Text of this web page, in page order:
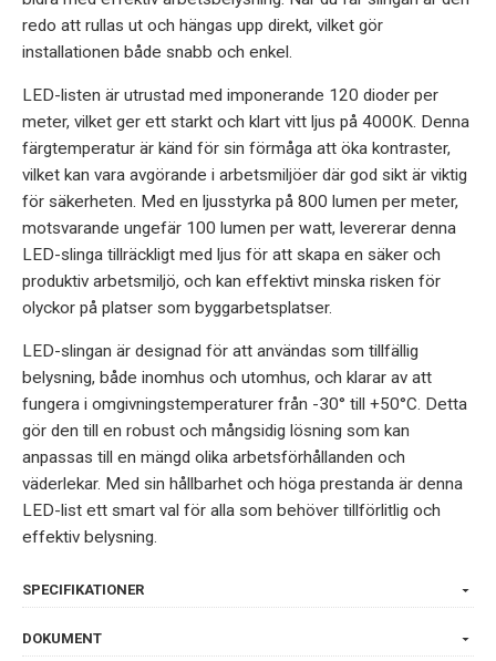
redo att rullas ut och hängas upp direkt, vilket gör
installationen både snabb och enkel.
LED-listen är utrustad med imponerande 120 dioder per
meter, vilket ger ett starkt och klart vitt ljus på 4000K. Denna
färgtemperatur är känd för sin förmåga att öka kontraster,
vilket kan vara avgörande i arbetsmiljöer där god sikt är viktig
för säkerheten. Med en ljusstyrka på 800 lumen per meter,
motsvarande ungefär 100 lumen per watt, levererar denna
LED-slinga tillräckligt med ljus för att skapa en säker och
produktiv arbetsmiljö, och kan effektivt minska risken för
olyckor på platser som byggarbetsplatser.
LED-slingan är designad för att användas som tillfällig
belysning, både inomhus och utomhus, och klarar av att
fungera i omgivningstemperaturer från -30° till +50°C. Detta
gör den till en robust och mångsidig lösning som kan
anpassas till en mängd olika arbetsförhållanden och
väderlekar. Med sin hållbarhet och höga prestanda är denna
LED-list ett smart val för alla som behöver tillförlitlig och
effektiv belysning.
SPECIFIKATIONER
DOKUMENT